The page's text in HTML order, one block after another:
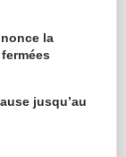
la
jusqu’au